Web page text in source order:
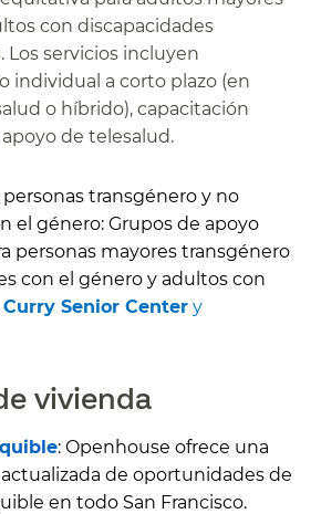
con discapacidades
Los servicios incluyen
individual a corto plazo (en
o híbrido), capacitación
de telesalud.
personas transgénero y no
el género: Grupos de apoyo
personas mayores transgénero
con el género y adultos con
Curry Senior Center y
vivienda​​
: Openhouse ofrece una
de oportunidades de
en todo San Francisco.